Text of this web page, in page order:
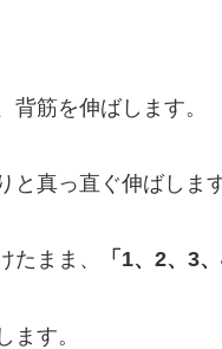
背筋を伸ばします。
と真っ直ぐ伸ばします
たまま、 「1、2、3
ます。